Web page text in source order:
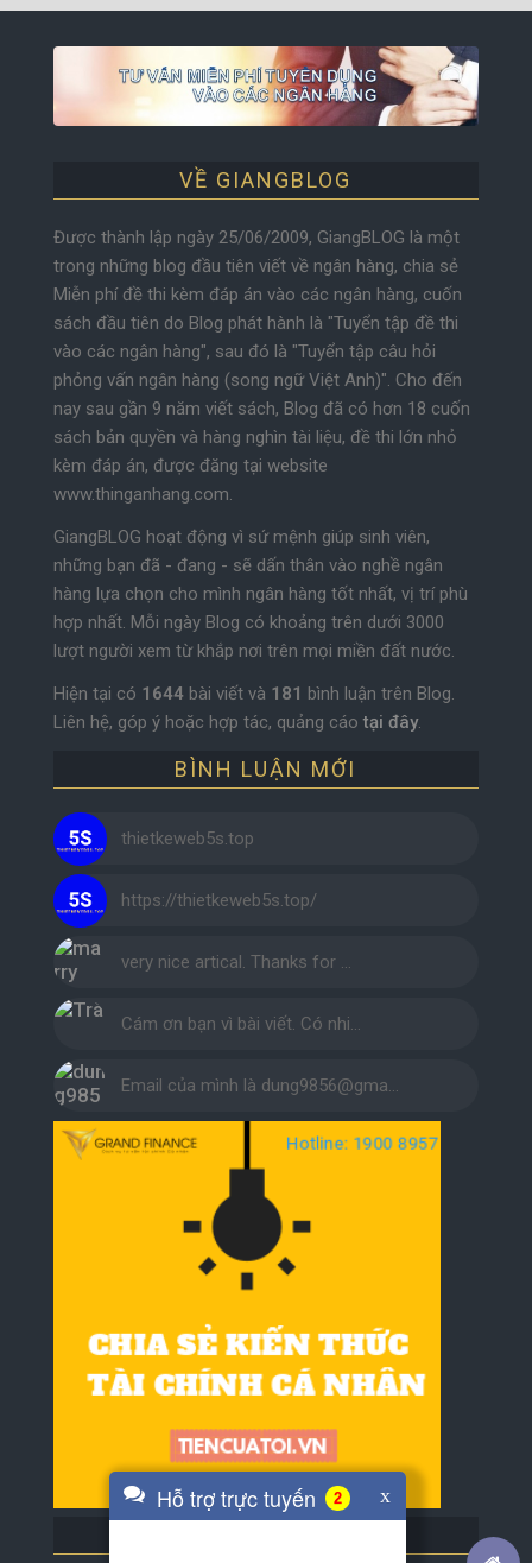
VỀ GIANGBLOG
Được thành lập ngày 25/06/2009, GiangBLOG là một
trong những blog đầu tiên viết về ngân hàng, chia sẻ
Miễn phí đề thi kèm đáp án vào các ngân hàng, cuốn
sách đầu tiên do Blog phát hành là "Tuyển tập đề thi
vào các ngân hàng", sau đó là "Tuyển tập câu hỏi
phỏng vấn ngân hàng (song ngữ Việt Anh)". Cho đến
nay sau gần 9 năm viết sách, Blog đã có hơn 18 cuốn
sách bản quyền và hàng nghìn tài liệu, đề thi lớn nhỏ
kèm đáp án, được đăng tại website
www.thinganhang.com.
GiangBLOG hoạt động vì sứ mệnh giúp sinh viên,
những bạn đã - đang - sẽ dấn thân vào nghề ngân
hàng lựa chọn cho mình ngân hàng tốt nhất, vị trí phù
hợp nhất. Mỗi ngày Blog có khoảng trên dưới 3000
lượt người xem từ khắp nơi trên mọi miền đất nước.
Hiện tại có 1644bài viết và 181 bình luận trên Blog.
Liên hệ, góp ý hoặc hợp tác, quảng cáotại đây.
BÌNH LUẬN MỚI
thietkeweb5s.top
https://thietkeweb5s.top/
very nice artical. Thanks for …
Cám ơn bạn vì bài viết. Có nhi…
Email của mình là dung9856@gma…
Hỗ trợ trực tuyến 3 x